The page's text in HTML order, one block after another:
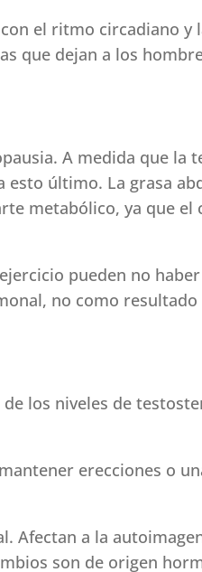
el ritmo circadiano y
que dejan a los
A medida que la
último. La grasa
metabólico, ya que el
pueden no
no como resultado
los niveles de
erecciones o
Afectan a la
son de origen